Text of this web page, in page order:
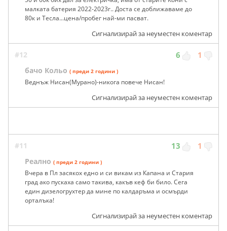
малката батерия 2022-2023г.. Доста се доближаваме до
80к и Тесла...цена/пробег най-ми пасват.
Сигнализирай за неуместен коментар
#12 6 1
бачо Кольо ( преди 2 години )
Веднъж Нисан(Мурано)-никога повече Нисан!
Сигнализирай за неуместен коментар
#11 13 1
Реално ( преди 2 години )
Вчера в Пл засякох едно и си викам из Капана и Стария
град ако пускаха само такива, какъв кеф би било. Сега
един дизелогрухтер да мине по калдаръма и оcмърди
орталъка!
Сигнализирай за неуместен коментар